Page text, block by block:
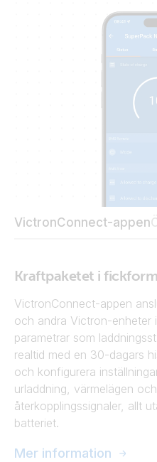
VictronConnect-appen
Kraftpaketet i
VictronConnect-appen
och andra Victron-enheter
parametrar som
realtid med en 30-dagars
och konfigurera
urladdning, värmelägen
återkopplingssignaler, allt
batteriet.
Mer information